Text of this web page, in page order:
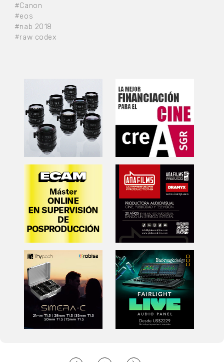
#Canon
#eos
#nab 2018
#raw codex